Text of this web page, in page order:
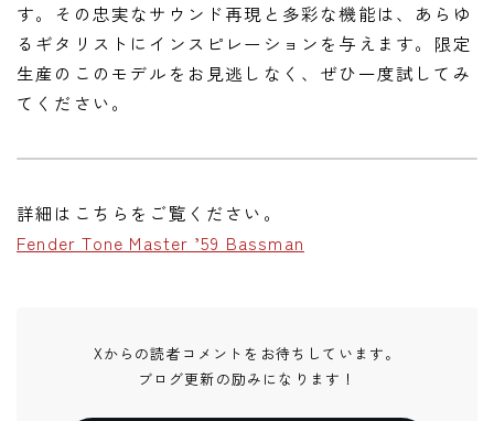
す。その忠実なサウンド再現と多彩な機能は、あらゆ
るギタリストにインスピレーションを与えます。限定
生産のこのモデルをお見逃しなく、ぜひ一度試してみ
てください。
詳細はこちらをご覧ください。
Fender Tone Master ’59 Bassman
Xからの読者コメントをお待ちしています。
ブログ更新の励みになります！